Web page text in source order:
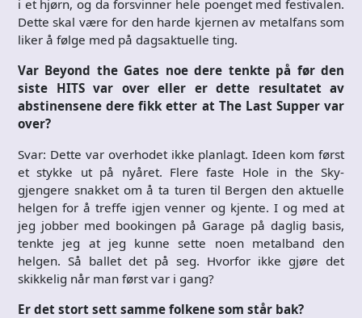
i et hjørn, og da forsvinner hele poenget med festivalen.
Dette skal være for den harde kjernen av metalfans som
liker å følge med på dagsaktuelle ting.
Var Beyond the Gates noe dere tenkte på før den
siste HITS var over eller er dette resultatet av
abstinensene dere fikk etter at The Last Supper var
over?
Svar: Dette var overhodet ikke planlagt. Ideen kom først
et stykke ut på nyåret. Flere faste Hole in the Sky-
gjengere snakket om å ta turen til Bergen den aktuelle
helgen for å treffe igjen venner og kjente. I og med at
jeg jobber med bookingen på Garage på daglig basis,
tenkte jeg at jeg kunne sette noen metalband den
helgen. Så ballet det på seg. Hvorfor ikke gjøre det
skikkelig når man først var i gang?
Er det stort sett samme folkene som står bak?